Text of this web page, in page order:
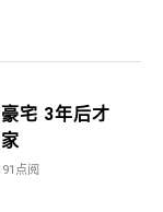
宅 3年后才
点阅